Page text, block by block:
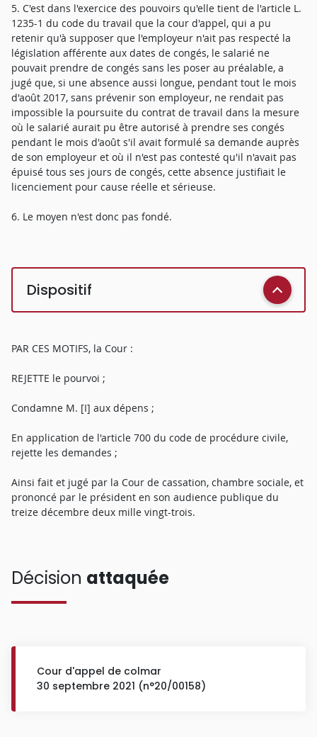
5. C'est dans l'exercice des pouvoirs qu'elle tient de l'article L.
1235-1 du code du travail que la cour d'appel, qui a pu
retenir qu'à supposer que l'employeur n'ait pas respecté la
législation afférente aux dates de congés, le salarié ne
pouvait prendre de congés sans les poser au préalable, a
jugé que, si une absence aussi longue, pendant tout le mois
d'août 2017, sans prévenir son employeur, ne rendait pas
impossible la poursuite du contrat de travail dans la mesure
où le salarié aurait pu être autorisé à prendre ses congés
pendant le mois d'août s'il avait formulé sa demande auprès
de son employeur et où il n'est pas contesté qu'il n'avait pas
épuisé tous ses jours de congés, cette absence justifiait le
licenciement pour cause réelle et sérieuse.
6. Le moyen n'est donc pas fondé.
Dispositif
PAR CES MOTIFS, la Cour :
REJETTE le pourvoi ;
Condamne M. [I] aux dépens ;
En application de l'article 700 du code de procédure civile,
rejette les demandes ;
Ainsi fait et jugé par la Cour de cassation, chambre sociale, et
prononcé par le président en son audience publique du
treize décembre deux mille vingt-trois.
Décision attaquée
Cour d'appel de colmar
30 septembre 2021 (n°20/00158)